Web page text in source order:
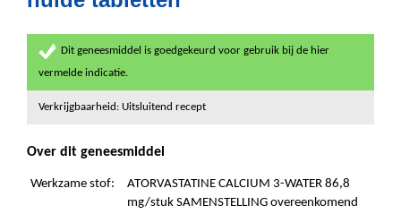
Dit geneesmiddel is goedgekeurd voor gebruik bij de hier
vermelde indicatie.
Verkrijgbaarheid: Uitsluitend recept
Over dit geneesmiddel
Werkzame stof:
ATORVASTATINE CALCIUM 3-WATER 86,8
mg/stuk SAMENSTELLING overeenkomend